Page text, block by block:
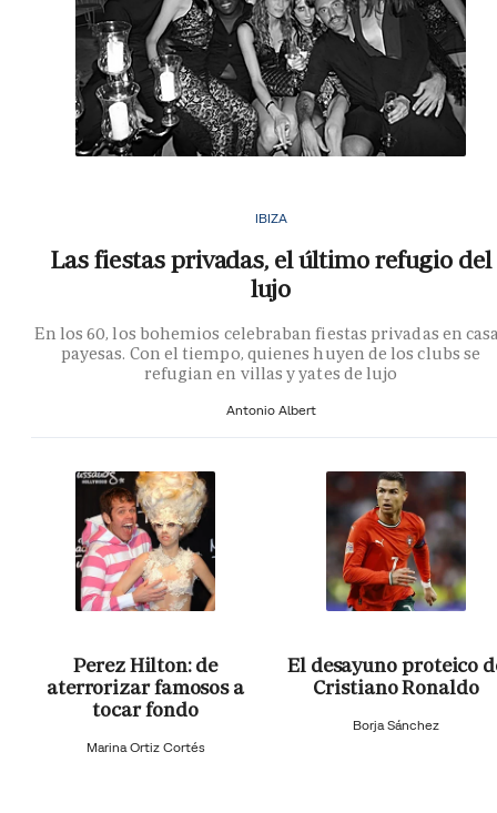
IBIZA
Las fiestas privadas, el último refugio del
lujo
En los 60, los bohemios celebraban fiestas privadas en
payesas. Con el tiempo, quienes huyen de los clubs se
refugian en villas y yates de lujo
Antonio Albert
Perez Hilton: de
aterrorizar famosos a
tocar fondo
Marina Ortiz Cortés
El desayuno proteico
Cristiano Ronaldo
Borja Sánchez